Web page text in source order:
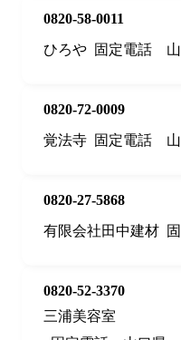
0820-58-0011
ひろや 固定電話
0820-72-0009
覚法寺 固定電話
0820-27-5868
有限会社田中建材
0820-52-3370
三浦美容室